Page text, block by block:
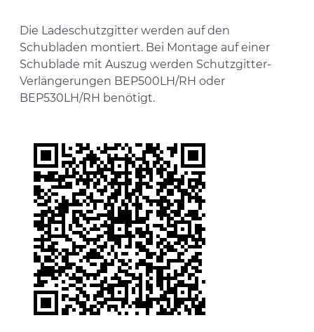
Die Ladeschutzgitter werden auf den
Schubladen montiert. Bei Montage auf einer
Schublade mit Auszug werden Schutzgitter-
Verlängerungen BEP500LH/RH oder
BEP530LH/RH benötigt.